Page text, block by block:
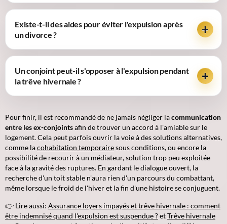
Existe-t-il des aides pour éviter l'expulsion après
un divorce ?
Un conjoint peut-il s'opposer à l'expulsion pendant
la trêve hivernale ?
Pour finir, il est recommandé de ne jamais négliger lacommunication
entre les ex-conjointsafin de trouver un accord à l'amiable sur le
logement. Cela peut parfois ouvrir la voie à des solutions alternatives,
comme lacohabitation temporairesous conditions, ou encore la
possibilité de recourir à un médiateur, solution trop peu exploitée
face à la gravité des ruptures. En gardant le dialogue ouvert, la
recherche d'un toit stable n'aura rien d'un parcours du combattant,
même lorsque le froid de l'hiver et la fin d'une histoire se conjuguent.
👉 Lire aussi: Assurance loyers impayés et trêve hivernale : comment
être indemnisé quand l'expulsion est suspendue ?etTrêve hivernale